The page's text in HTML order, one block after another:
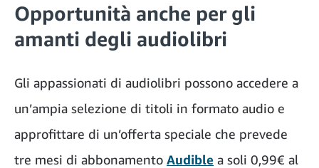
Opportunità anche per gli
amanti degli audiolibri
Gli appassionati di audiolibri possono accedere a
un’ampia selezione di titoli in formato audio e
approfittare di un’offerta speciale che prevede
tre mesi di abbonamento Audible a soli 0,99€ al